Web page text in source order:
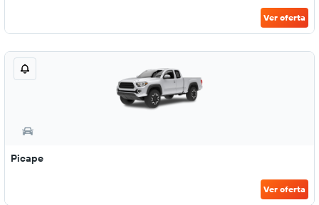
Ver oferta
Picape
Ver oferta